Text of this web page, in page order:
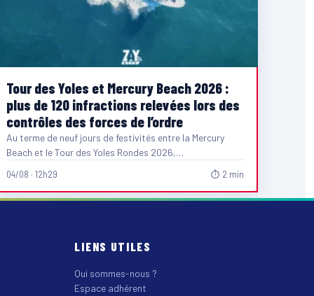
Tour des Yoles et Mercury Beach 2026 :
plus de 120 infractions relevées lors des
contrôles des forces de l’ordre
Au terme de neuf jours de festivités entre la Mercury
Beach et le Tour des Yoles Rondes 2026,…
04/08 · 12h29 ⏱ 2 min
LIENS UTILES
Qui sommes-nous ?
Espace adhérent